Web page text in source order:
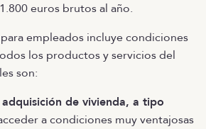
euros brutos al año.
empleados incluye condiciones
los productos y servicios del
son:
de vivienda, a tipo
a condiciones muy ventajosas